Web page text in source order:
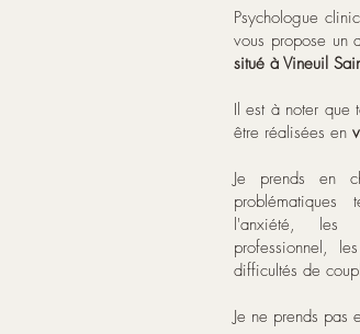
Psychologue
vous propose un
situé à Vineuil
Il est à noter que
être réalisées en
Je prends en
l'anxiété, les
professionnel,
difficultés de
Je ne prends pas